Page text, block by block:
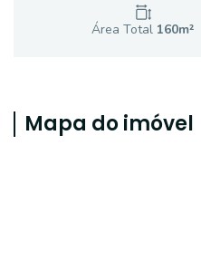
Área Total 160m²
Mapa do imóvel